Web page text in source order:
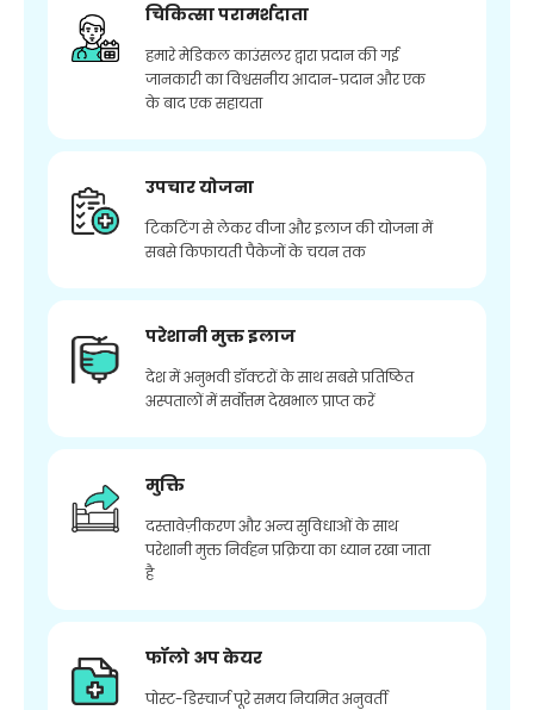
चिकित्सा परामर्शदाता
हमारे मेडिकल काउंसलर द्वारा प्रदान की गई
जानकारी का विश्वसनीय आदान-प्रदान और एक
के बाद एक सहायता
उपचार योजना
टिकटिंग से लेकर वीजा और इलाज की योजना में
सबसे किफायती पैकेजों के चयन तक
परेशानी मुक्त इलाज
देश में अनुभवी डॉक्टरों के साथ सबसे प्रतिष्ठित
अस्पतालों में सर्वोत्तम देखभाल प्राप्त करें
मुक्ति
दस्तावेज़ीकरण और अन्य सुविधाओं के साथ
परेशानी मुक्त निर्वहन प्रक्रिया का ध्यान रखा जाता
है
फॉलो अप केयर
पोस्ट-डिस्चार्ज पूरे समय नियमित अनुवर्ती